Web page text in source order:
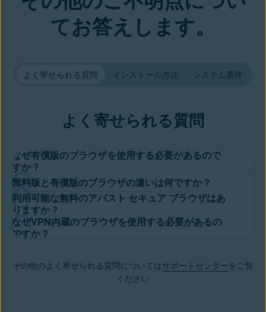
てお答えします。
よく寄せられる質問 インストール方法 システム要件
よく寄せられる質問
なぜ有償版のブラウザを使用する必要があるので
すか？
オンライン時に完全な安心感を得ることができるプレミアム ブ
ラウザを持つには費用が発生します。アバスト セキュア ブラウ
ザ プロでは、帯域幅制限のない内蔵VPNを利用できます。これ
により、Web閲覧時のプライバシーが保護され、ブロック対象サ
イトや地域制限サイトを含む、あらゆるサイトやコンテンツにア
無料版と有償版のブラウザの違いは何ですか？
アバスト セキュア ブラウザ プロは
のプレミアム層を表し、無制限の帯域幅を持つ統合 VPN が中心
となっています。また、すべての煩わしい広告やトラッカー、ス
ットを受けるだけでなく、高速な読み込み速度を楽しむこともで
きます。
利用可能な無料のアバスト セキュア ブラウザはあ
りますか？
はい、あります。
きます。また、30 日間の全額返金保証を提供しています。
なぜVPN内蔵のブラウザを使用する必要があるの
ですか？
の悪質な業者は、お客様の個人情報、位置情報、ネット上の活動
を追跡することができません。安全ではないWi-Fi
その他のよく寄せられる質問についてはサポートセンターをご覧
ください